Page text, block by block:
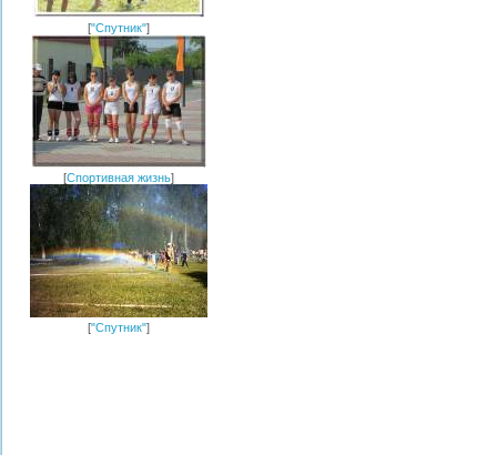
["Спутник"]
[Спортивная жизнь]
["Спутник"]